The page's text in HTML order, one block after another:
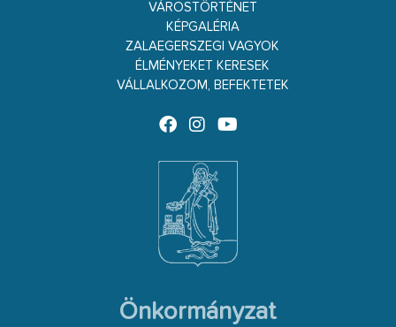
VÁROSTÖRTÉNET
KÉPGALÉRIA
ZALAEGERSZEGI VAGYOK
ÉLMÉNYEKET KERESEK
VÁLLALKOZOM, BEFEKTETEK
Önkormányzat